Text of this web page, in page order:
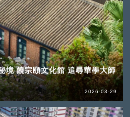
境 饒宗頤文化館 追尋華學大師
2026-03-29